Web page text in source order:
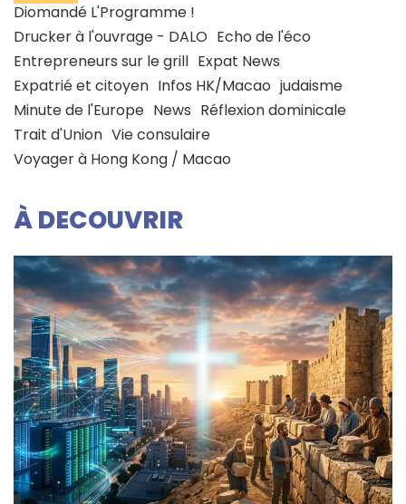
Diomandé L'Programme !
Drucker à l'ouvrage - DALO Echo de l'éco
Entrepreneurs sur le grill Expat News
Expatrié et citoyen Infos HK/Macao judaisme
Minute de l'Europe News Réflexion dominicale
Trait d'Union Vie consulaire
Voyager à Hong Kong / Macao
À DECOUVRIR